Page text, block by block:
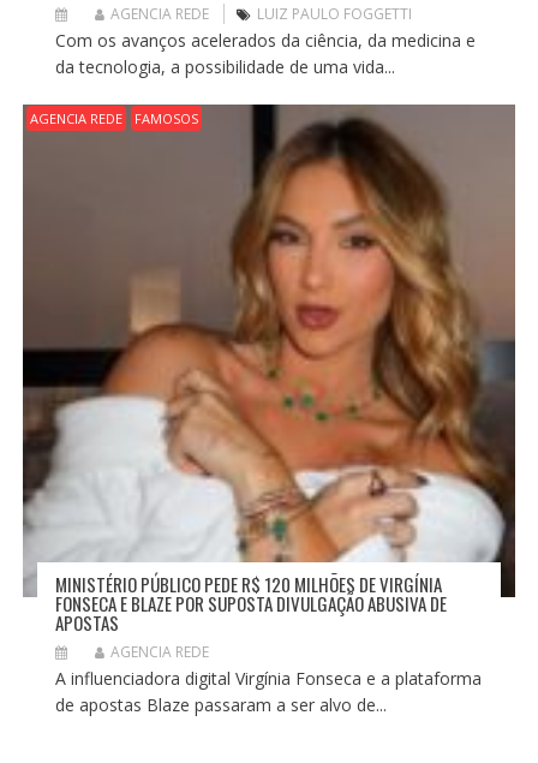
AGENCIA REDE LUIZ PAULO FOGGETTI
Com os avanços acelerados da ciência, da medicina e
da tecnologia, a possibilidade de uma vida...
AGENCIA REDE FAMOSOS
MINISTÉRIO PÚBLICO PEDE R$ 120 MILHÕES DE VIRGÍNIA
FONSECA E BLAZE POR SUPOSTA DIVULGAÇÃO ABUSIVA DE
APOSTAS
AGENCIA REDE
A influenciadora digital Virgínia Fonseca e a plataforma
de apostas Blaze passaram a ser alvo de...